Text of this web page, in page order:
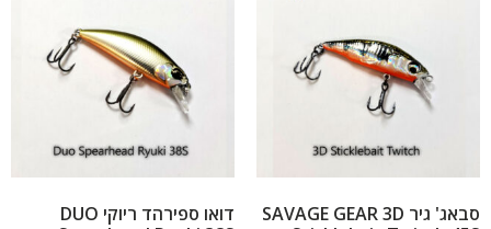
סבאג' גיר SAVAGE GEAR 3D
דואו ספירהד ריוקי DUO